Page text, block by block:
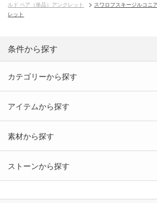
ルド ペア（単品）アンクレット
スワロフスキージルコニ
レット
条件から探す
カテゴリーから探す
アイテムから探す
素材から探す
ストーンから探す